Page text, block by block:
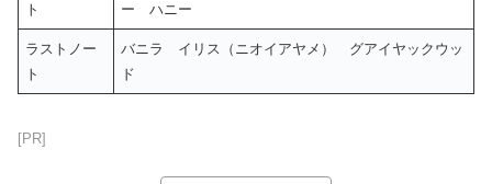
ト
ー ハニー
ラストノー
ト
バニラ イリス（ニオイアヤメ） グアイヤックウッ
ド
[PR]